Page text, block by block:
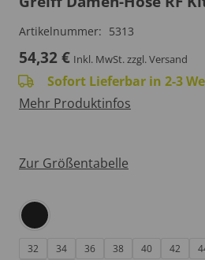
Artikelnummer: 5313
54,32€ Inkl. MwSt.zzgl. Versand
Sofort Lieferbar in 2-3
Mehr Produktinfos
Zur Größentabelle
32 34 36 38 40 42